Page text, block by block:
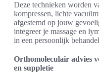
Deze technieken worden
kompressen, lichte
afgestemd op jouw
integreer je massage en
in een persoonlijk
Orthomoleculair advies
en suppletie